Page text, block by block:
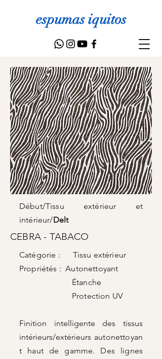
espumas iquitos
Début/Tissu extérieur et
intérieur/Delt
CEBRA - TABACO
Catégorie : Tissu extérieur
Propriétés : Autonettoyant
Étanche
Protection UV
Finition intelligente des tissus
intérieurs/extérieurs autonettoyan
t haut de gamme. Des lignes